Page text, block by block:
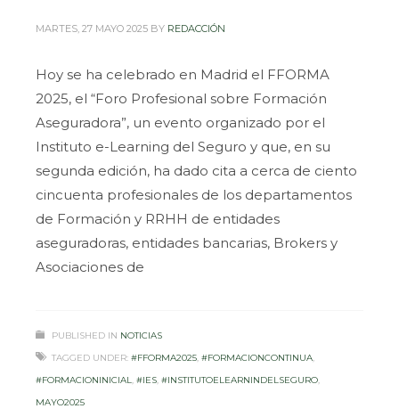
MARTES, 27 MAYO 2025 BY REDACCIÓN
Hoy se ha celebrado en Madrid el FFORMA
2025, el “Foro Profesional sobre Formación
Aseguradora”, un evento organizado por el
Instituto e-Learning del Seguro y que, en su
segunda edición, ha dado cita a cerca de ciento
cincuenta profesionales de los departamentos
de Formación y RRHH de entidades
aseguradoras, entidades bancarias, Brokers y
Asociaciones de
PUBLISHED IN NOTICIAS
TAGGED UNDER: #FFORMA2025, #FORMACIONCONTINUA,
#FORMACIONINICIAL, #IES, #INSTITUTOELEARNINDELSEGURO,
MAYO2025